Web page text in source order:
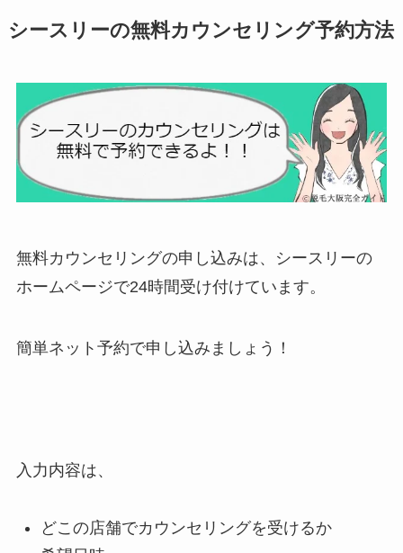
シースリーの無料カウンセリング予約方法
無料カウンセリングの申し込みは、シースリーの
ホームページで24時間受け付けています。
簡単ネット予約で申し込みましょう！
入力内容は、
どこの店舗でカウンセリングを受けるか